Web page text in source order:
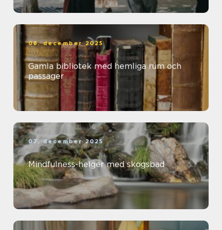
08. december 2025
Gamla bibliotek med hemliga rum och
passager
07. december 2025
Mindfulness-helger med skogsbad